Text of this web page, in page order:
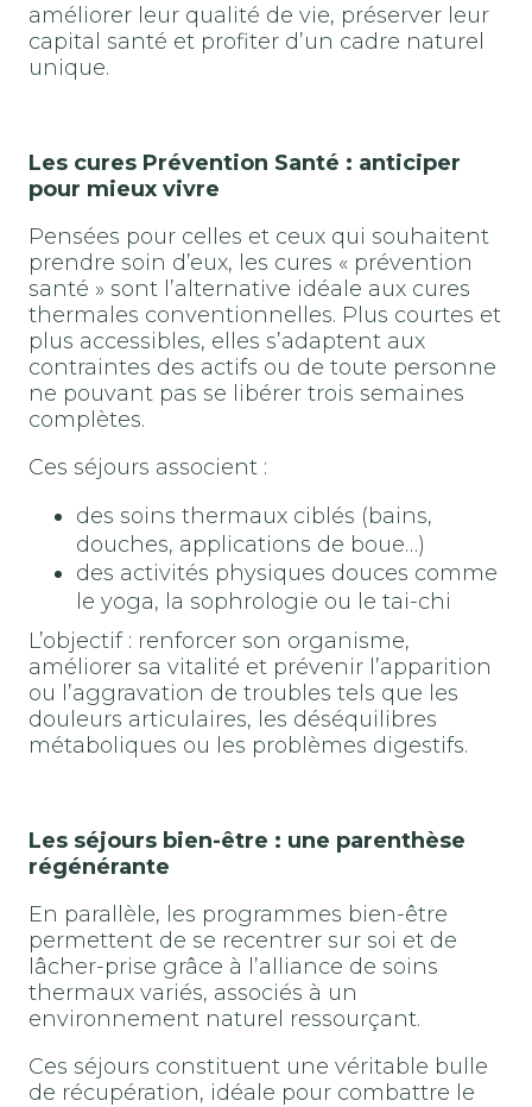
améliorer leur qualité de vie, préserver leur
capital santé et profiter d’un cadre naturel
unique.
Les cures Prévention Santé : anticiper
pour mieux vivre
Pensées pour celles et ceux qui souhaitent
prendre soin d’eux, les cures « prévention
santé » sont l’alternative idéale aux cures
thermales conventionnelles. Plus courtes et
plus accessibles, elles s’adaptent aux
contraintes des actifs ou de toute personne
ne pouvant pas se libérer trois semaines
complètes.
Ces séjours associent :
des soins thermaux ciblés (bains,
douches, applications de boue…)
des activités physiques douces comme
le yoga, la sophrologie ou le tai-chi
L’objectif : renforcer son organisme,
améliorer sa vitalité et prévenir l’apparition
ou l’aggravation de troubles tels que les
douleurs articulaires, les déséquilibres
métaboliques ou les problèmes digestifs.
Les séjours bien-être : une parenthèse
régénérante
En parallèle, les programmes bien-être
permettent de se recentrer sur soi et de
lâcher-prise grâce à l’alliance de soins
thermaux variés, associés à un
environnement naturel ressourçant.
Ces séjours constituent une véritable bulle
de récupération, idéale pour combattre le